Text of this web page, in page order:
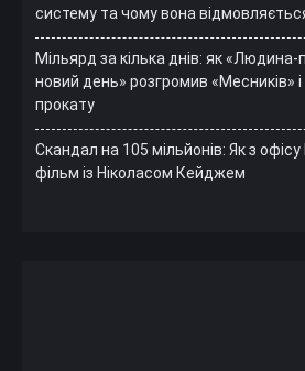
систему та чому вона
Мільярд за кілька днів: як
новий день» розгромив «Месників»
прокату
Скандал на 105 мільйонів: Як з
фільм із Ніколасом Кейджем